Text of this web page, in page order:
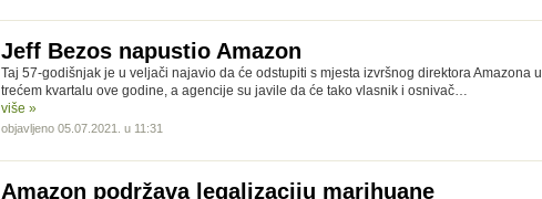
Jeff Bezos napustio Amazon
Taj 57-godišnjak je u veljači najavio da će odstupiti s mjesta izvršnog direktora Amazona u
trećem kvartalu ove godine, a agencije su javile da će tako vlasnik i osnivač…
više »
objavljeno 05.07.2021. u 11:31
Amazon podržava legalizaciju marihuane